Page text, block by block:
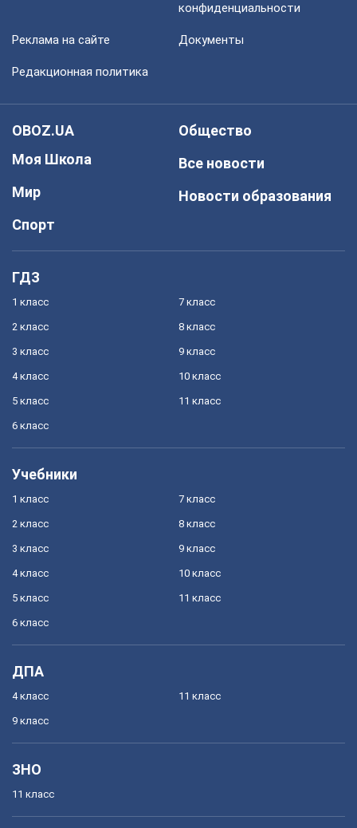
конфиденциальности
Реклама на сайте Документы
Редакционная политика
OBOZ.UA
Моя Школа
Мир
Спорт
Общество
Все новости
Новости образования
ГДЗ
1 класс
2 класс
3 класс
4 класс
5 класс
6 класс
7 класс
8 класс
9 класс
10 класс
11 класс
Учебники
1 класс
2 класс
3 класс
4 класс
5 класс
6 класс
7 класс
8 класс
9 класс
10 класс
11 класс
ДПА
4 класс
9 класс
11 класс
ЗНО
11 класс